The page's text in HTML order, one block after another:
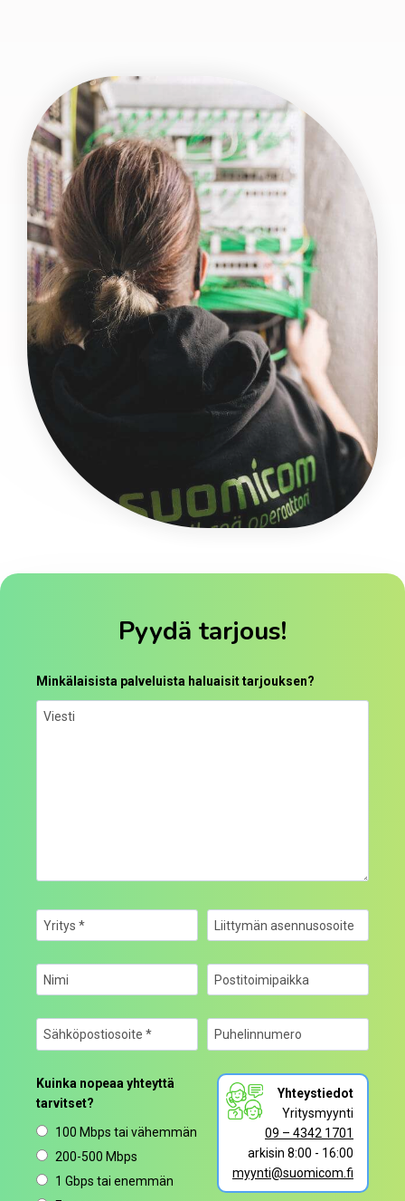
Pyydä tarjous!
Minkälaisista palveluista haluaisit tarjouksen?
Kuinka nopeaa yhteyttä
tarvitset?
100 Mbps tai vähemmän
200-500 Mbps
1 Gbps tai enemmän
Yhteystiedot
Yritysmyynti
09 – 4342 1701
arkisin 8:00 - 16:00
myynti@suomicom.fi